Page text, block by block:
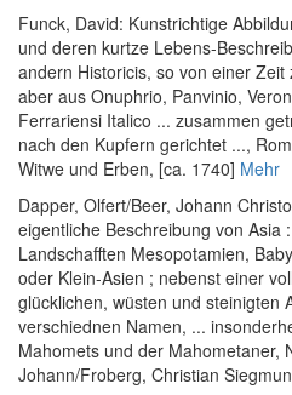
Funck, David: Kunstrichtige
und deren kurtze Lebens-
andern Historicis, so von einer
aber aus Onuphrio, Panvinio,
Ferrariensi Italico ... zusammen
nach den Kupfern gerichtet ...,
Witwe und Erben, [ca. 1740] Mehr
Dapper, Olfert/Beer, Johann
eigentliche Beschreibung von Asia
Landschafften Mesopotamien,
oder Klein-Asien ; nebenst einer
glücklichen, wüsten und steinigten
verschiednen Namen, ...
Mahomets und der Mahometaner,
Johann/Froberg, Christian